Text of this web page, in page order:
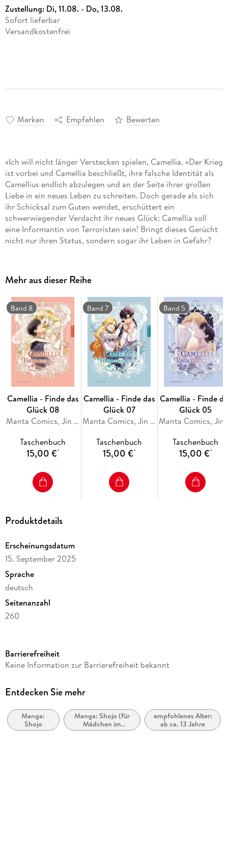
Zustellung: Di, 11.08. - Do, 13.08.
Sofort lieferbar
Versandkostenfrei
Merken Empfehlen Bewerten
»Ich will nicht länger Verstecken spielen, Camellia. «Der Krieg
ist vorbei und Camellia beschließt, ihre falsche Identität als
Camellius endlich abzulegen und an der Seite ihrer großen
Liebe in ein neues Leben zu schreiten. Doch gerade als sich
ihr Schicksal zum Guten wendet, erschüttert ein
schwerwiegender Verdacht ihr neues Glück: Camellia soll
eine Informantin von Terroristen sein! Bringt dieses Gerücht
nicht nur ihren Status, sondern sogar ihr Leben in Gefahr?
Mehr aus dieser Reihe
Band 8
Camellia - Finde das
Glück 08
Manta Comics, Jin Soye
Taschenbuch
15,00 €*
Band 7
Camellia - Finde das
Glück 07
Manta Comics, Jin Soye
Taschenbuch
15,00 €*
Band 5
Camellia - Finde
Glück 05
Taschenbuch
15,00 €*
Produktdetails
Erscheinungsdatum
15. September 2025
Sprache
deutsch
Seitenanzahl
260
Reihe
Autor/Autorin
Übersetzung
Charlotte Fest
Barrierefreiheit
Keine Information zur Barrierefreiheit bekannt
Entdecken Sie mehr
Manga:
Shojo
Manga: Shojo (für
Mädchen im
Teeangeraalter)
empfohlenes Alter:
ab ca. 13 Jahre